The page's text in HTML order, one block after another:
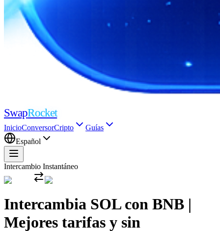
SwapRocket
InicioConversorCripto
Guías
Español
Intercambio Instantáneo
Intercambia SOL con BNB |
Mejores tarifas y sin